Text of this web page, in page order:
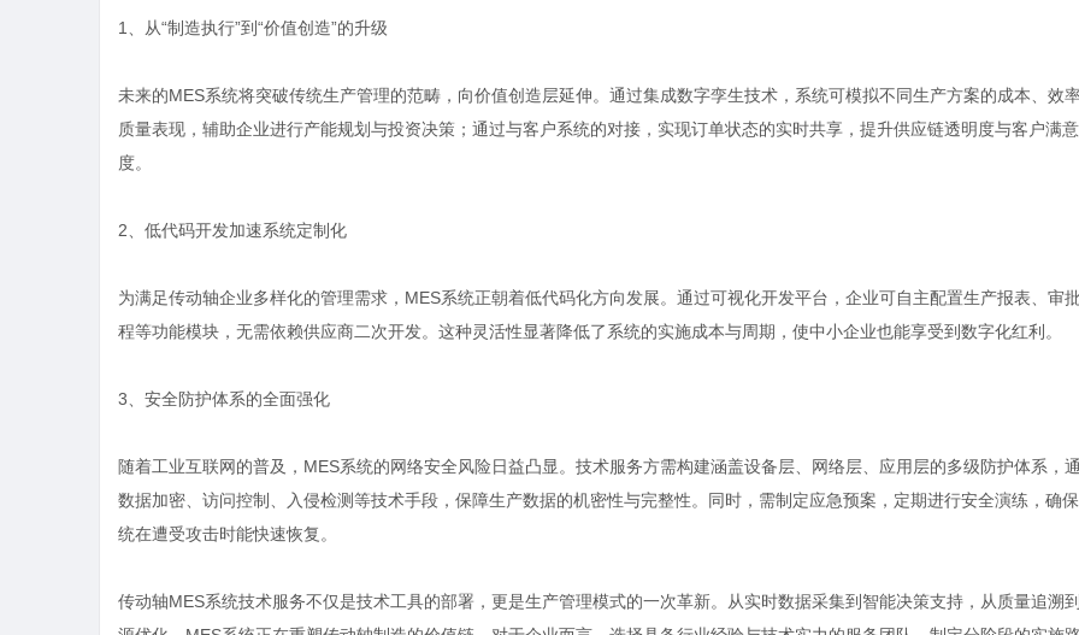
1、从“制造执行”到“价值创造”的升级
未来的MES系统将突破传统生产管理的范畴，向价值创造层延伸。通过集成数字孪生技术，系统可模拟不同生产方案的成本、效
质量表现，辅助企业进行产能规划与投资决策；通过与客户系统的对接，实现订单状态的实时共享，提升供应链透明度与客户满意
度。
2、低代码开发加速系统定制化
为满足传动轴企业多样化的管理需求，MES系统正朝着低代码化方向发展。通过可视化开发平台，企业可自主配置生产报表、审
程等功能模块，无需依赖供应商二次开发。这种灵活性显著降低了系统的实施成本与周期，使中小企业也能享受到数字化红利。
3、安全防护体系的全面强化
随着工业互联网的普及，MES系统的网络安全风险日益凸显。技术服务方需构建涵盖设备层、网络层、应用层的多级防护体系，
数据加密、访问控制、入侵检测等技术手段，保障生产数据的机密性与完整性。同时，需制定应急预案，定期进行安全演练，确
统在遭受攻击时能快速恢复。
传动轴MES系统技术服务不仅是技术工具的部署，更是生产管理模式的一次革新。从实时数据采集到智能决策支持，从质量追溯